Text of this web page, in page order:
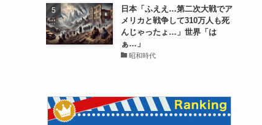
日本「ふええ…第二次大戦でア
メリカと戦争して310万人も死
んじゃったょ…」世界「は
ぁ…」
昭和時代